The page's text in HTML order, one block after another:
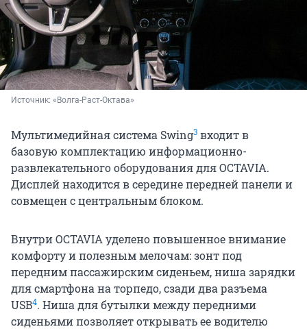
Источник: «Волга-Раст-Октава»
Мультимедийная система Swing3 входит в
базовую комплектацию информационно-
развлекательного оборудования для OCTAVIA.
Дисплей находится в середине передней панели и
совмещен с центральным блоком.
Внутри OCTAVIA уделено повышенное внимание
комфорту и полезным мелочам: зонт под
передним пассажирским сиденьем, ниша зарядки
для смартфона на торпедо, сзади два разъема
USB4. Ниша для бутылки между передними
сиденьями позволяет открывать ее водителю